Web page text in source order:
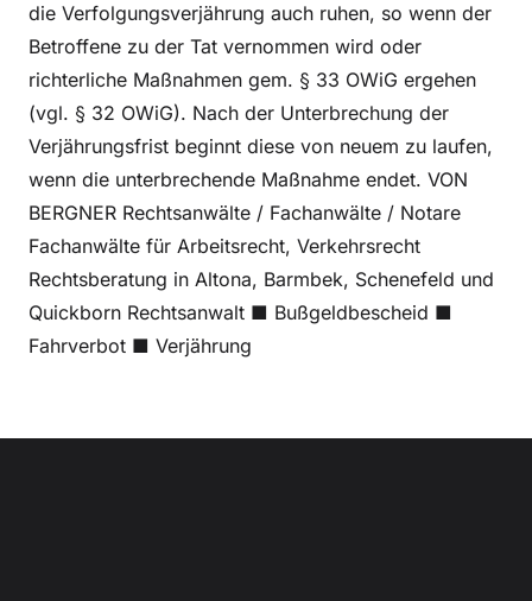
die Verfolgungsverjährung auch ruhen, so wenn der
Betroffene zu der Tat vernommen wird oder
richterliche Maßnahmen gem. § 33 OWiG ergehen
(vgl. § 32 OWiG). Nach der Unterbrechung der
Verjährungsfrist beginnt diese von neuem zu laufen,
wenn die unterbrechende Maßnahme endet. VON
BERGNER Rechtsanwälte / Fachanwälte / Notare
Fachanwälte für Arbeitsrecht, Verkehrsrecht
Rechtsberatung in Altona, Barmbek, Schenefeld und
Quickborn Rechtsanwalt ■ Bußgeldbescheid ■
Fahrverbot ■ Verjährung